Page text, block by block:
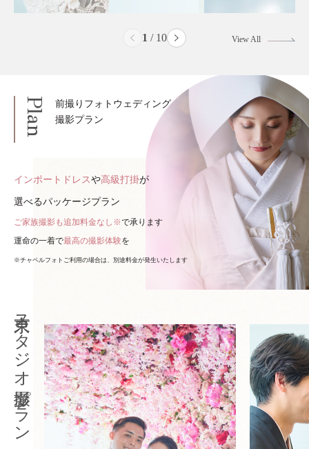
2 / 10 View All
Plan
前撮りフォトウェディング
撮影プラン
インポートドレスや高級打掛が
選べるパッケージプラン
ご家族撮影も追加料金なし※で承ります
運命の一着で最高の撮影体験を
※チャペルフォトご利用の場合は、別途料金が発生いたします
東京スタジオ撮影プラン